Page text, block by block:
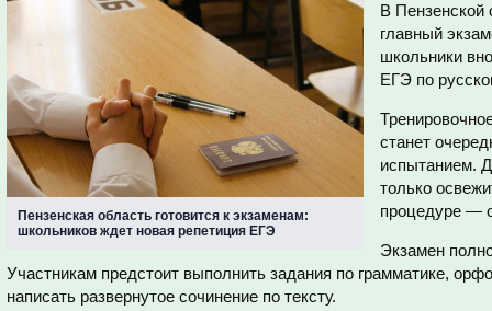
Пензенская область готовится к экзаменам:
школьников ждет новая репетиция ЕГЭ
В Пензенской
главный
школьники
ЕГЭ по
станет
испытанием.
только
процедуре —
Экзамен
Участникам предстоит выполнить задания по грамматике,
написать развернутое сочинение по тексту.